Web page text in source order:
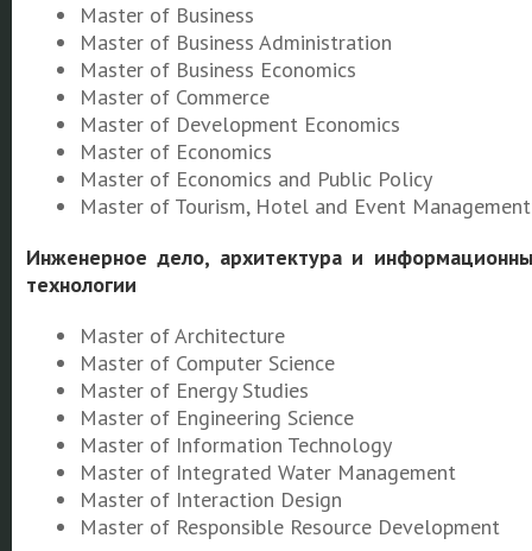
Master of Business
Master of Business Administration
Master of Business Economics
Master of Commerce
Master of Development Economics
Master of Economics
Master of Economics and Public Policy
Master of Tourism, Hotel and Event Management
Инженерное дело, архитектура и
технологии
Master of Architecture
Master of Computer Science
Master of Energy Studies
Master of Engineering Science
Master of Information Technology
Master of Integrated Water Management
Master of Interaction Design
Master of Responsible Resource Development